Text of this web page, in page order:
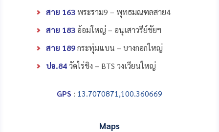
สาย 163พระราม9 – พุทธมณฑลสาย4
สาย 183 อ้อมใหญ่ – อนุเสาวรีย์ชัยฯ
สาย 189กระทุ่มแบน – บางกอกใหญ่
ปอ.84วัดไร่ขิง – BTS วงเวียนใหญ่
GPS : 13.7070871,100.360669
Maps